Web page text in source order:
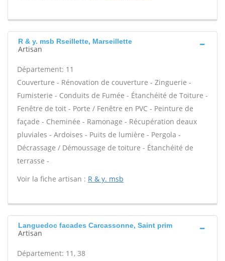
R & y. msb Rseillette, Marseillette
Artisan
Département: 11
Couverture - Rénovation de couverture - Zinguerie -
Fumisterie - Conduits de Fumée - Étanchéité de Toiture -
Fenêtre de toit - Porte / Fenêtre en PVC - Peinture de
façade - Cheminée - Ramonage - Récupération deaux
pluviales - Ardoises - Puits de lumière - Pergola -
Décrassage / Démoussage de toiture - Étanchéité de
terrasse -
Voir la fiche artisan : R & y. msb
Languedoc facades Carcassonne, Saint prim
Artisan
Département: 11, 38